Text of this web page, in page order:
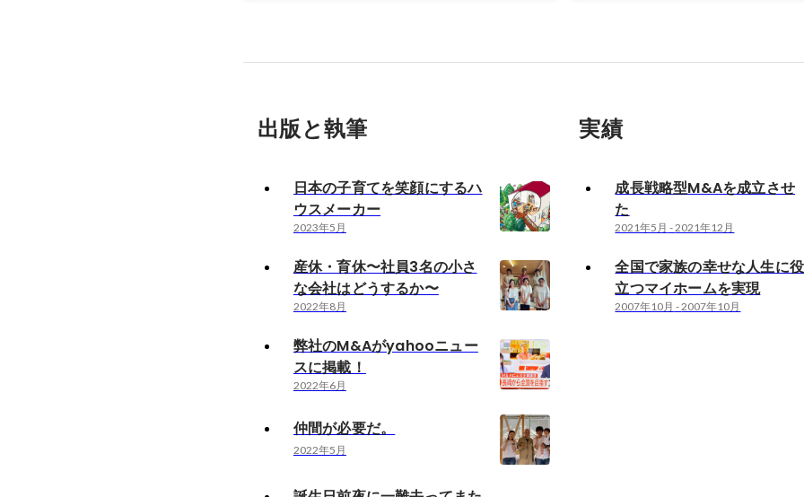
出版と執筆
日本の子育てを笑顔にするハ
ウスメーカー
2023年5月
産休・育休〜社員3名の小さ
な会社はどうするか〜
2022年8月
弊社のM&Aがyahooニュー
スに掲載！
2022年6月
仲間が必要だ。
2022年5月
実績
成長戦略型M&Aを成立させ
た
2021年5月 -2021年12月
全国で家族の幸せな人生に役
立つマイホームを実現
2007年10月 -2007年10月